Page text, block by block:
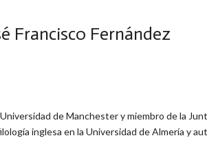
Francisco Fernández
de Manchester y miembro de la
inglesa en la Universidad de Almería y